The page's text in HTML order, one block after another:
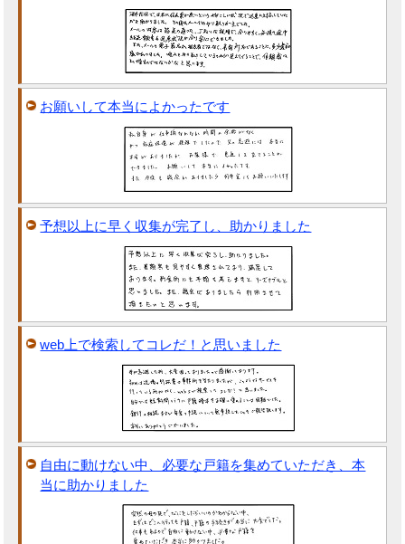
お願いして本当によかったです
予想以上に早く収集が完了し、助かりました
web上で検索してコレだ！と思いました
自由に動けない中、必要な戸籍を集めていただき、本
当に助かりました